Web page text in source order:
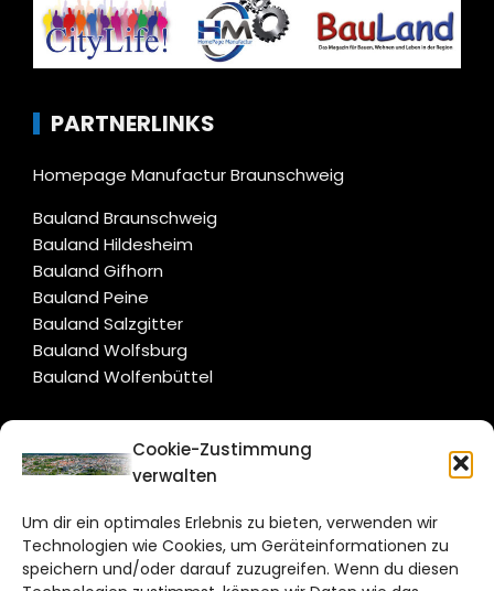
Cookie-Zustimmung
verwalten
Um dir ein optimales Erlebnis zu bieten, verwenden wir
Technologien wie Cookies, um Geräteinformationen zu
speichern und/oder darauf zuzugreifen. Wenn du diesen
PARTNERLINKS
Homepage Manufactur Braunschweig
Bauland Braunschweig
Bauland Hildesheim
Bauland Gifhorn
Bauland Peine
Bauland Salzgitter
Bauland Wolfsburg
Bauland Wolfenbüttel
CITYLIFE!
Bruchtorwall 12
38100 Braunschweig